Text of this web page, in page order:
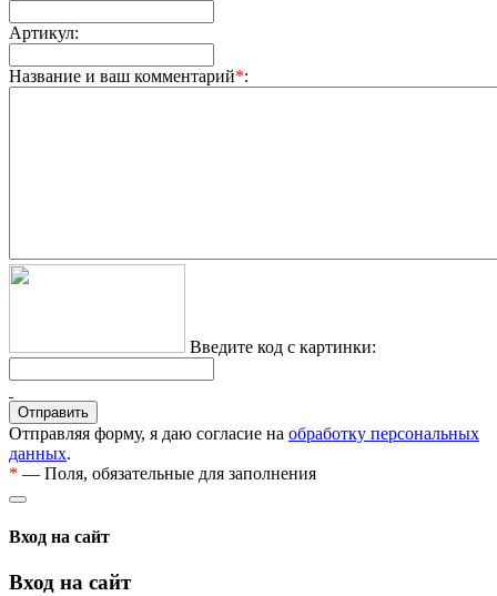
Артикул:
Название и ваш комментарий*:
Введите код с картинки:
Отправляя форму, я даю согласие на обработку персональных
данных.
* — Поля, обязательные для заполнения
Вход на сайт
Вход на сайт